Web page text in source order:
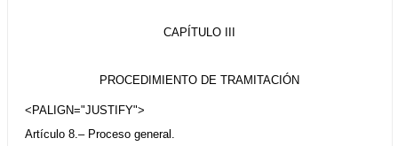
CAPÍTULO III
PROCEDIMIENTO DE TRAMITACIÓN
<PALIGN="JUSTIFY">
Artículo 8.– Proceso general.